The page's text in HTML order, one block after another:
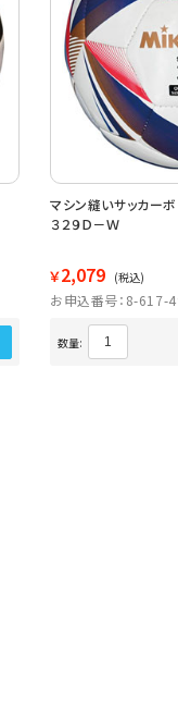
マシン縫いサッカー
３２９Ｄ－Ｗ
￥2,079 (税込)
お申込番号：8-617-
数量: